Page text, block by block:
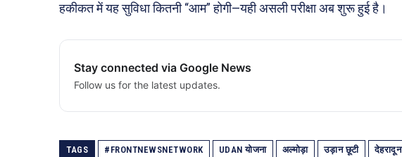
हकीकत में यह सुविधा कितनी “आम” होगी—यही असली परीक्षा अब शुरू हुई है।
Stay connected via Google News
Follow us for the latest updates.
TAGS #FRONTNEWSNETWORK UDAN योजना अल्मोड़ा उड़ान छूटी देहरादून